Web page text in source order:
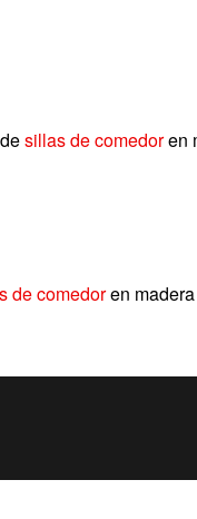
sillas de comedoren
de comedoren